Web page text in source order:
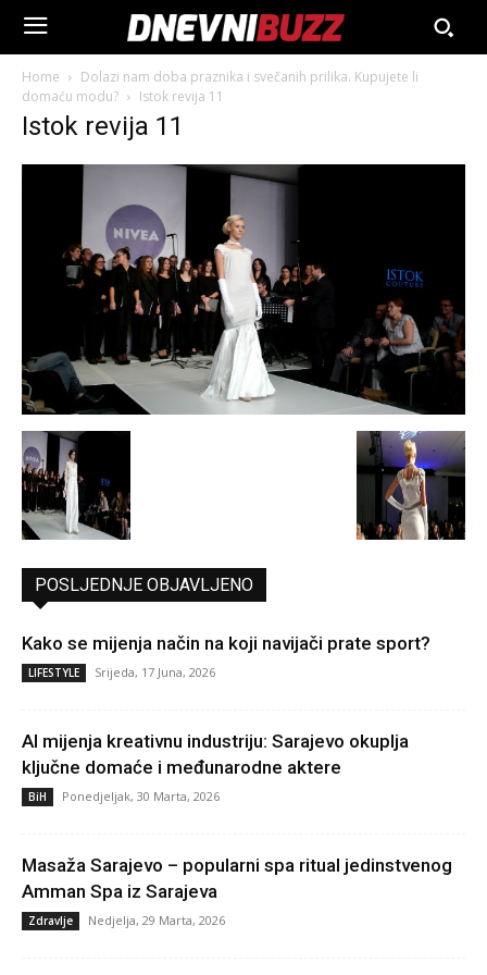
Home
Dolazi nam doba praznika i svečanih prilika. Kupujete li
domaću modu?
Istok revija 11
Istok revija 11
POSLJEDNJE OBJAVLJENO
Kako se mijenja način na koji navijači prate sport?
LIFESTYLE Srijeda, 17 Juna, 2026
AI mijenja kreativnu industriju: Sarajevo okuplja
ključne domaće i međunarodne aktere
BiH Ponedjeljak, 30 Marta, 2026
Masaža Sarajevo – popularni spa ritual jedinstvenog
Amman Spa iz Sarajeva
Zdravlje Nedjelja, 29 Marta, 2026